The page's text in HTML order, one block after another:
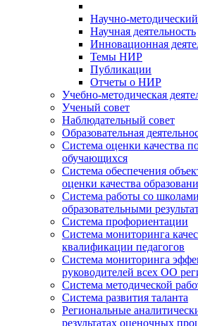
Научно-
Научная деятельность
Инновационная
Темы НИР
Публикации
Отчеты о НИР
Учебно-методическая
Ученый совет
Наблюдательный совет
Образовательная
Система оценки качества
обучающихся
Система обеспечения
оценки качества
Система работы со
образовательными
Система профориентации
Система мониторинга
квалификации педагогов
Система мониторинга
руководителей всех ОО
Система методической
Система развития таланта
Региональные
результатах оценочных